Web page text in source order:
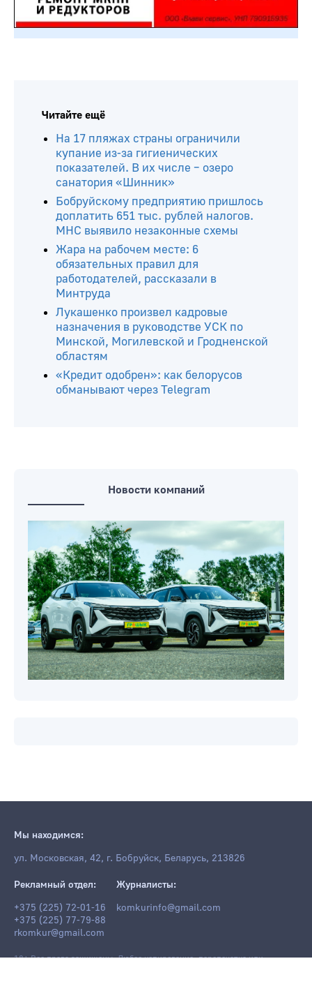
Читайте ещё
На 17 пляжах страны ограничили
купание из-за гигиенических
показателей. В их числе – озеро
санатория «Шинник»
Бобруйскому предприятию пришлось
доплатить 651 тыс. рублей налогов.
МНС выявило незаконные схемы
Жара на рабочем месте: 6
обязательных правил для
работодателей, рассказали в
Минтруда
Лукашенко произвел кадровые
назначения в руководстве УСК по
Минской, Могилевской и Гродненской
областям
«Кредит одобрен»: как белорусов
обманывают через Telegram
Новости компаний
Мы находимся:
ул. Московская, 42, г. Бобруйск, Беларусь, 213826
Рекламный отдел:
+375 (225) 72-01-16
+375 (225) 77-79-88
rkomkur@gmail.com
Журналисты:
komkurinfo@gmail.com
18+ Все права защищены. Любое копирование, перепечатка или